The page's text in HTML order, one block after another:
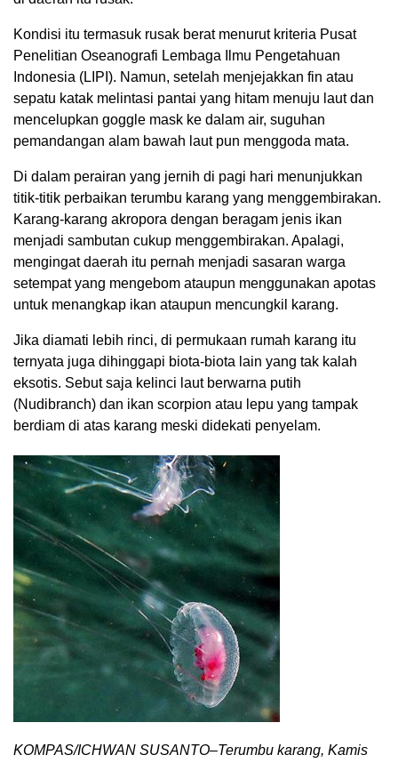
Kondisi itu termasuk rusak berat menurut kriteria Pusat
Penelitian Oseanografi Lembaga Ilmu Pengetahuan
Indonesia (LIPI). Namun, setelah menjejakkan fin atau
sepatu katak melintasi pantai yang hitam menuju laut dan
mencelupkan goggle mask ke dalam air, suguhan
pemandangan alam bawah laut pun menggoda mata.
Di dalam perairan yang jernih di pagi hari menunjukkan
titik-titik perbaikan terumbu karang yang menggembirakan.
Karang-karang akropora dengan beragam jenis ikan
menjadi sambutan cukup menggembirakan. Apalagi,
mengingat daerah itu pernah menjadi sasaran warga
setempat yang mengebom ataupun menggunakan apotas
untuk menangkap ikan ataupun mencungkil karang.
Jika diamati lebih rinci, di permukaan rumah karang itu
ternyata juga dihinggapi biota-biota lain yang tak kalah
eksotis. Sebut saja kelinci laut berwarna putih
(Nudibranch) dan ikan scorpion atau lepu yang tampak
berdiam di atas karang meski didekati penyelam.
KOMPAS/ICHWAN SUSANTO–Terumbu karang, Kamis